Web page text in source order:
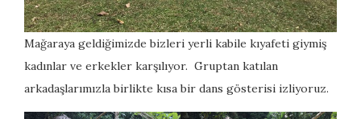
Mağaraya geldiğimizde bizleri yerli kabile kıyafeti giymiş
kadınlar ve erkekler karşılıyor. Gruptan katılan
arkadaşlarımızla birlikte kısa bir dans gösterisi izliyoruz.